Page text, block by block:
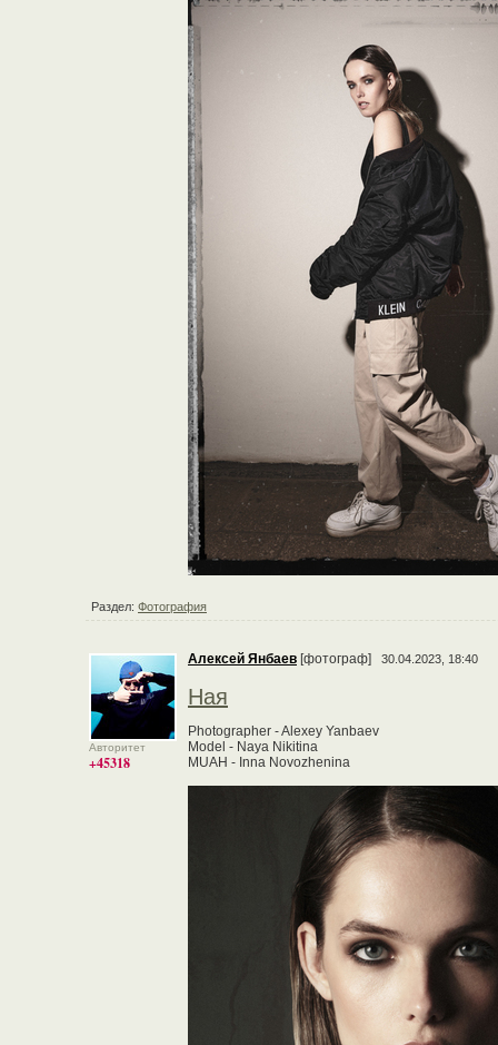
Раздел: Фотография
Авторитет
+45318
Алексей Янбаев [фотограф] 30.04.2023, 18:40
Ная
Photographer - Alexey Yanbaev
Model - Naya Nikitina
MUAH - Inna Novozhenina